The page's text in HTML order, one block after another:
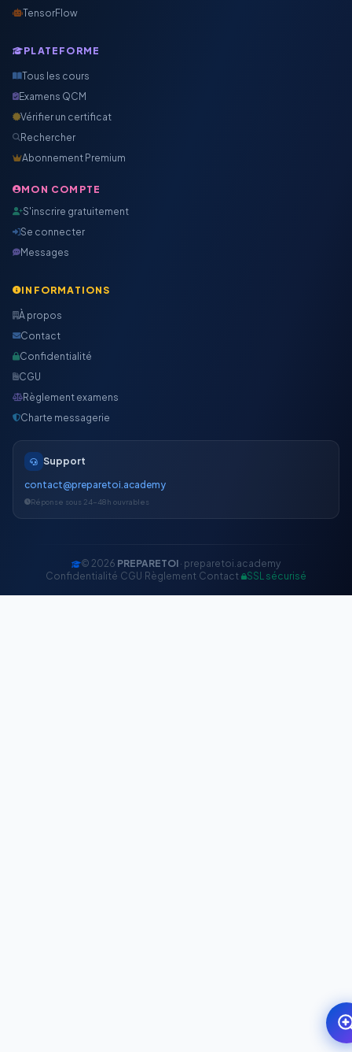
TensorFlow
PLATEFORME
Tous les cours
Examens QCM
Vérifier un certificat
Rechercher
Abonnement Premium
MON COMPTE
S'inscrire gratuitement
Se connecter
Messages
INFORMATIONS
À propos
Contact
Confidentialité
CGU
Règlement examens
Charte messagerie
Support
contact@preparetoi.academy
Réponse sous 24-48h ouvrables
© 2026 PREPARETOI · preparetoi.academy
Confidentialité CGU Règlement Contact SSL sécurisé